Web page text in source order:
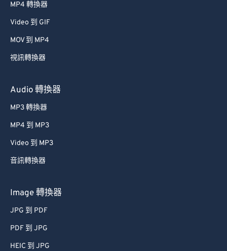
MP4 轉換器
Video 到 GIF
MOV 到 MP4
視訊轉換器
Audio 轉換器
MP3 轉換器
MP4 到 MP3
Video 到 MP3
音訊轉換器
Image 轉換器
JPG 到 PDF
PDF 到 JPG
HEIC 到 JPG